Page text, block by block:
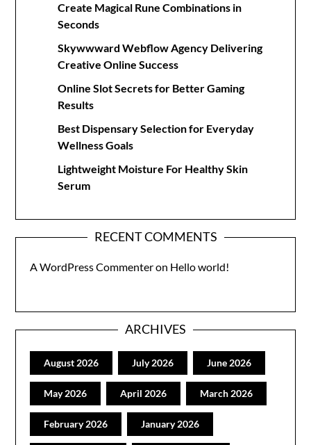
Create Magical Rune Combinations in
Seconds
Skywwward Webflow Agency Delivering
Creative Online Success
Online Slot Secrets for Better Gaming
Results
Best Dispensary Selection for Everyday
Wellness Goals
Lightweight Moisture For Healthy Skin
Serum
RECENT COMMENTS
A WordPress Commenteron Hello world!
ARCHIVES
August 2026 July 2026 June 2026
May 2026 April 2026 March 2026
February 2026 January 2026